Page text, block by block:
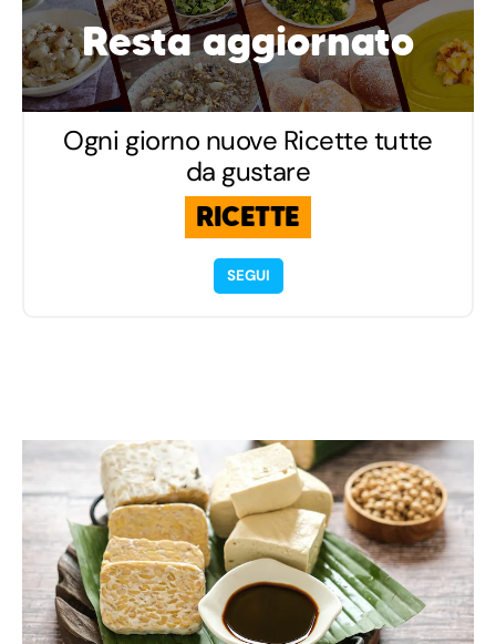
Resta aggiornato
Ogni giorno nuove Ricette tutte
da gustare
RICETTE
SEGUI